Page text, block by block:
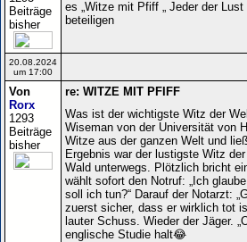
Beiträge
bisher
es „Witze mit Pfiff „ Jeder der
beteiligen
20.08.2024
um 17:00
Von
Rorx
1293
Beiträge
bisher
re: WITZE MIT PFIFF
Was ist der wichtigste Witz der
Wiseman von der Universität von
Witze aus der ganzen Welt und
Ergebnis war der lustigste Witz
Wald unterwegs. Plötzlich bricht
wählt sofort den Notruf: „Ich
soll ich tun?“ Darauf der Notarzt:
zuerst sicher, dass er wirklich tot
lauter Schuss. Wieder der Jäger.
englische Studie halt😂